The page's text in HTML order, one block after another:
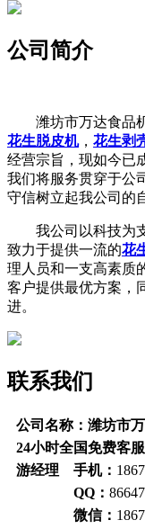
公司简介
潍坊市万达食品机
花生脱皮机， 花生剥
经营宗旨，现如今已
我们将服务贯穿于公
守信树立起我公司的
我公司以科技为支
致力于提供一流的花
理人员和一支高素质
客户提供最优方案，
进。
联系我们
公司名称：潍坊市
24小时全国免费客服
游经理 手机：
QQ：
微信：